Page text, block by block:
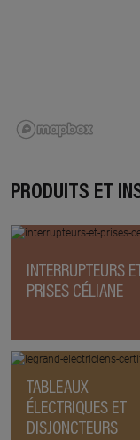
PRODUITS ET
INTERRUPTEURS ET
PRISES CÉLIANE
TABLEAUX
ÉLECTRIQUES ET
DISJONCTEURS